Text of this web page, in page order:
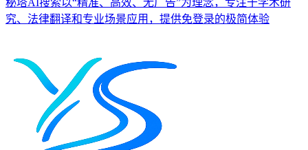
秘塔AI搜索以“精准、高效、无广告”为理念，专注于学术研
究、法律翻译和专业场景应用，提供免登录的极简体验